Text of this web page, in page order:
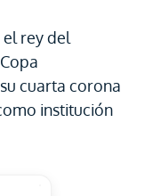
rey del
cuarta corona
institución